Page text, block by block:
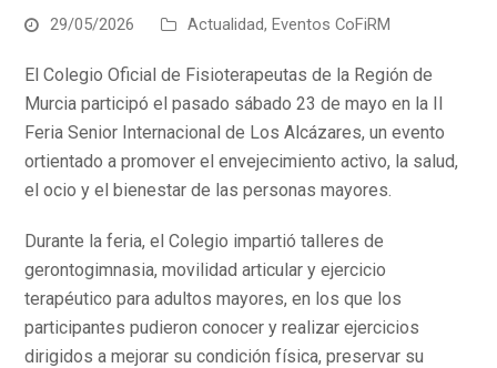
29/05/2026 Actualidad,Eventos CoFiRM
El Colegio Oficial de Fisioterapeutas de la Región de
Murcia participó el pasado sábado 23 de mayo en la II
Feria Senior Internacional de Los Alcázares, un evento
ortientado a promover el envejecimiento activo, la salud,
el ocio y el bienestar de las personas mayores.
Durante la feria, el Colegio impartió talleres de
gerontogimnasia, movilidad articular y ejercicio
terapéutico para adultos mayores, en los que los
participantes pudieron conocer y realizar ejercicios
dirigidos a mejorar su condición física, preservar su